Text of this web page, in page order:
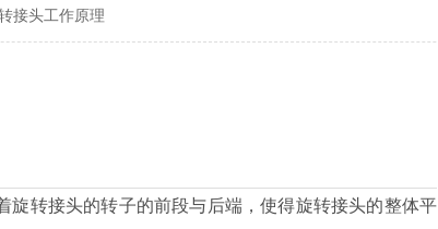
履带吊旋转接头
起重机旋转接头
接头工作原理
旋转接头的转子的前段与后端，使得旋转接头的整体平